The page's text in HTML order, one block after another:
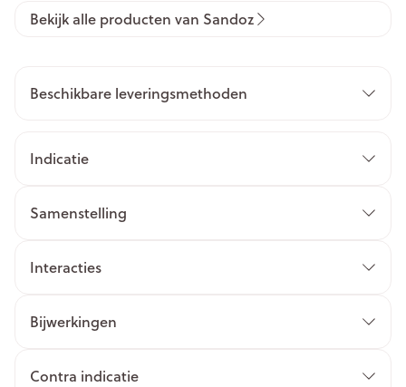
Bekijk alle producten van Sandoz
Beschikbare leveringsmethoden
Indicatie
Samenstelling
Interacties
Bijwerkingen
Contra indicatie